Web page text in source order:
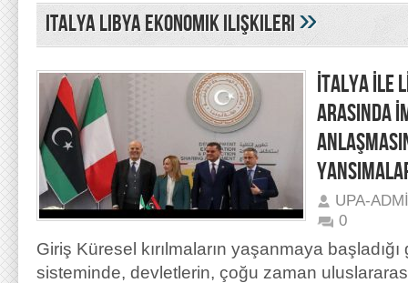
italya libya ekonomik ilişkileri»
İTALYA İLE
ARASINDA
UPA-
0
Giriş Küresel kırılmaların yaşanmaya
sisteminde, devletlerin, çoğu zaman